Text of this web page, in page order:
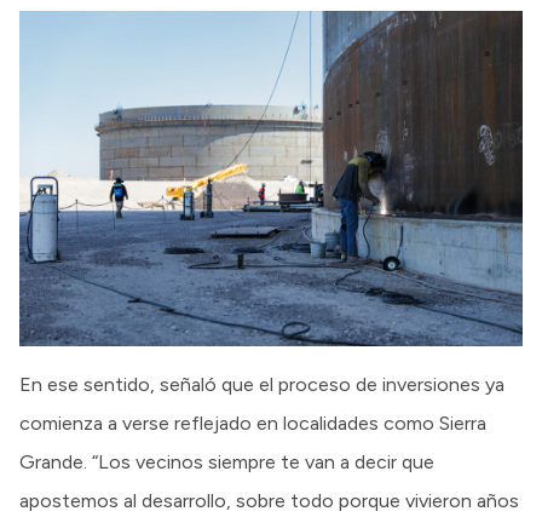
En ese sentido, señaló que el proceso de inversiones ya
comienza a verse reflejado en localidades como Sierra
Grande. “Los vecinos siempre te van a decir que
apostemos al desarrollo, sobre todo porque vivieron años